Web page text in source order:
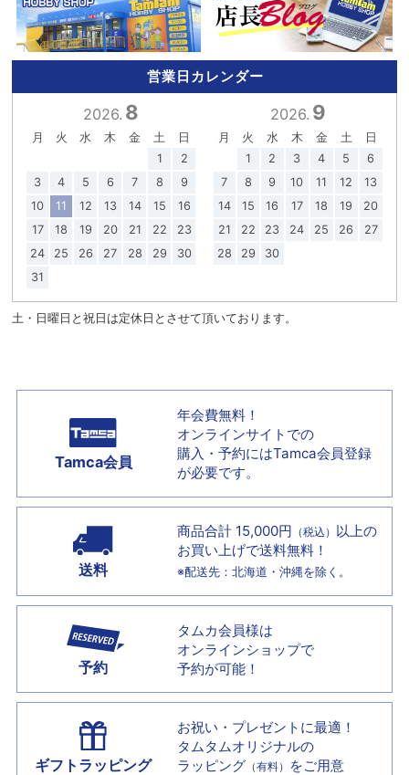
営業日カレンダー
2026. 8
月 火 水 木 金 土
日
1
2
3
4 5 6 7 8
9
10
11 12 13 14 15
16
17
18 19 20 21 22
23
24
25 26 27 28 29
30
31
2026. 9
月 火 水 木 金 土
日
1
2 3 4 5
6
7
8 9 10 11 12
13
14
15 16 17 18 19
20
21
22 23 24 25 26
27
28
29 30
土・日曜日と祝日は定休日とさせて頂いております。
Tamca会員
年会費無料！
オンラインサイトでの
購入・予約にはTamca会員登録
が必要です。
送料
商品合計 15,000円 （税込） 以上の
お買い上げで送料無料！
※配送先：北海道・沖縄を除く。
予約
タムカ会員様は
オンラインショップで
予約が可能！
ギフトラッピング
お祝い・プレゼントに最適！
タムタムオリジナルの
ラッピング （有料） をご用意